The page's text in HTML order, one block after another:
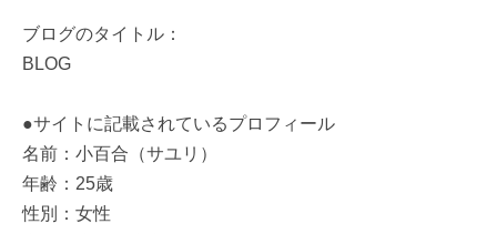
ブログのタイトル：
BLOG
●サイトに記載されているプロフィール
名前：小百合（サユリ）
年齢：25歳
性別：女性